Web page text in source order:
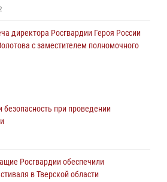
директора Росгвардии Героя России
с заместителем полномочного
участие в молебне, посвященном
охраны совершили 250 выездов и
за неделю в Тверской области
при проведении
Росгвардии обеспечили
в Тверской области